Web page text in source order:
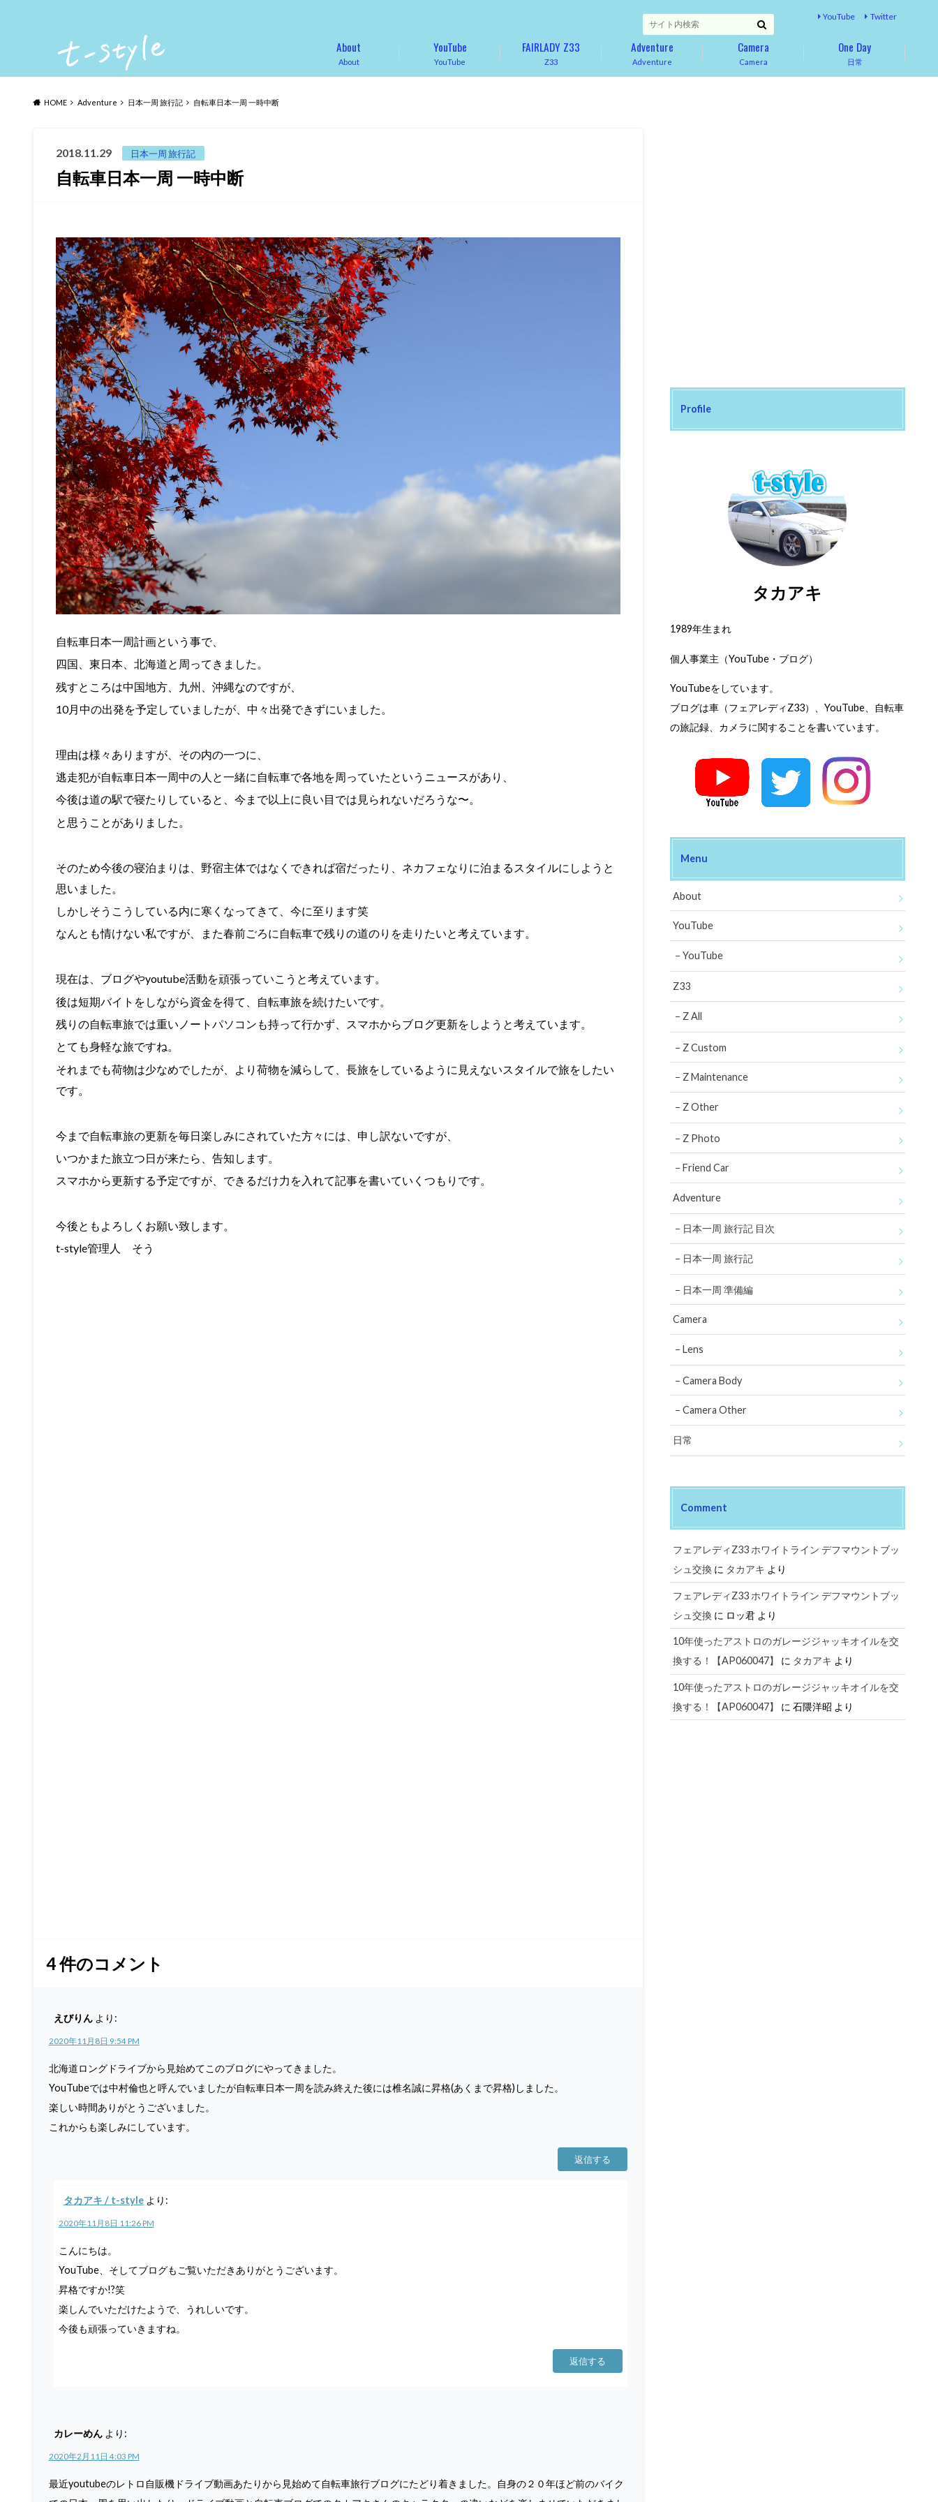
YouTube Twitter
About
About
YouTube
YouTube
Z33
FAIRLADY Z33
Adventure
Adventure
Camera
Camera
日常
One Day
HOME Adventure 日本一周 旅行記 自転車日本一周 一時中断
2018.11.29 日本一周 旅行記
自転車日本一周 一時中断
自転車日本一周計画という事で、
四国、東日本、北海道と周ってきました。
残すところは中国地方、九州、沖縄なのですが、
10月中の出発を予定していましたが、中々出発できずにいました。
理由は様々ありますが、その内の一つに、
逃走犯が自転車日本一周中の人と一緒に自転車で各地を周っていたというニュースがあり、
今後は道の駅で寝たりしていると、今まで以上に良い目では見られないだろうな〜。
と思うことがありました。
そのため今後の寝泊まりは、野宿主体ではなくできれば宿だったり、ネカフェなりに泊まるスタイルにしようと
思いました。
しかしそうこうしている内に寒くなってきて、今に至ります笑
なんとも情けない私ですが、また春前ごろに自転車で残りの道のりを走りたいと考えています。
現在は、ブログやyoutube活動を頑張っていこうと考えています。
後は短期バイトをしながら資金を得て、自転車旅を続けたいです。
残りの自転車旅では重いノートパソコンも持って行かず、スマホからブログ更新をしようと考えています。
とても身軽な旅ですね。
それまでも荷物は少なめでしたが、より荷物を減らして、長旅をしているように見えないスタイルで旅をしたい
です。
今まで自転車旅の更新を毎日楽しみにされていた方々には、申し訳ないですが、
いつかまた旅立つ日が来たら、告知します。
スマホから更新する予定ですが、できるだけ力を入れて記事を書いていくつもりです。
今後ともよろしくお願い致します。
t-style管理人 そう
4件のコメント
えびりん より:
2020年11月8日 9:54 PM
北海道ロングドライブから見始めてこのブログにやってきました。
YouTubeでは中村倫也と呼んでいましたが自転車日本一周を読み終えた後には椎名誠に昇格(あくまで昇格)しました。
楽しい時間ありがとうございました。
これからも楽しみにしています。
返信する
タカアキ / t-style より:
2020年11月8日 11:26 PM
こんにちは。
YouTube、そしてブログもご覧いただきありがとうございます。
昇格ですか!?笑
楽しんでいただけたようで、うれしいです。
今後も頑張っていきますね。
返信する
カレーめん より:
2020年2月11日 4:03 PM
最近youtubeのレトロ自販機ドライブ動画あたりから見始めて自転車旅行ブログにたどり着きました。自身の２０年ほど前のバイク
Profile
タカアキ
1989年生まれ
個人事業主（YouTube・ブログ）
YouTubeをしています。
ブログは車（フェアレディZ33）、YouTube、自転車
の旅記録、カメラに関することを書いています。
Menu
About
YouTube
YouTube
Z33
Z All
Z Custom
Z Maintenance
Z Other
Z Photo
Friend Car
Adventure
日本一周 旅行記 目次
日本一周 旅行記
日本一周 準備編
Camera
Lens
Camera Body
Camera Other
日常
Comment
フェアレディZ33 ホワイトライン デフマウントブッ
シュ交換に タカアキ より
フェアレディZ33 ホワイトライン デフマウントブッ
シュ交換に ロッ君より
10年使ったアストロのガレージジャッキオイルを交
換する！【AP060047】
に タカアキ より
10年使ったアストロのガレージジャッキオイルを交
換する！【AP060047】
に 石隈洋昭 より